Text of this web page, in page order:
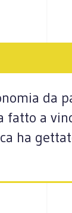
da
fatto a
ha